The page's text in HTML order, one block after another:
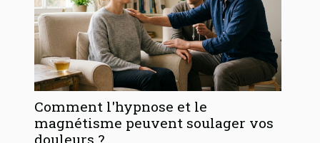
Comment l'hypnose et le
magnétisme peuvent soulager vos
douleurs ?